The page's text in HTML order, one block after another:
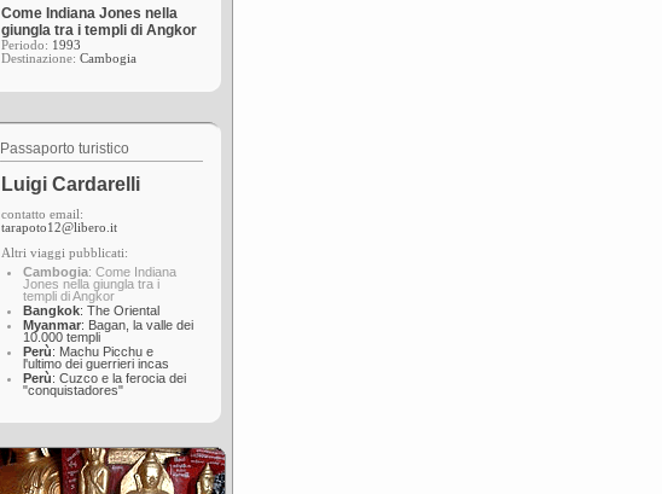
Come Indiana Jones nella
giungla tra i templi di Angkor
Periodo: 1993
Destinazione: Cambogia
Passaporto turistico
Luigi Cardarelli
contatto email:
tarapoto12@libero.it
Altri viaggi pubblicati:
Cambogia: Come Indiana
Jones nella giungla tra i
templi di Angkor
Bangkok: The Oriental
Myanmar: Bagan, la valle dei
10.000 templi
Perù: Machu Picchu e
l'ultimo dei guerrieri incas
Perù: Cuzco e la ferocia dei
"conquistadores"